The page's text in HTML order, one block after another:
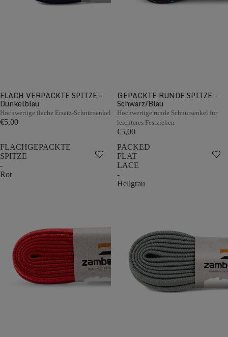
FLACH VERPACKTE SPITZE –
Dunkelblau
Hochwertige flache Ersatz-Schnürsenkel
€5,00
GEPACKTE RUNDE SPITZE -
Schwarz/Blau
Hochwertige runde Schnürsenkel für
leichteres Festziehen
€5,00
FLACHGEPACKTE
SPITZE
-
Rot
PACKED
FLAT
LACE
-
Hellgrau